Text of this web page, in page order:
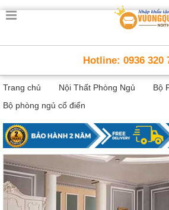
Trang
Thông
Minh
Nội
thất
minh
Nội
Thất
Trẻ
Em
Giường
Hotline: 0936 320
Trang chủ Nội Thất Phòng Ngủ
Bộ
Bộ phòng ngủ cổ điển